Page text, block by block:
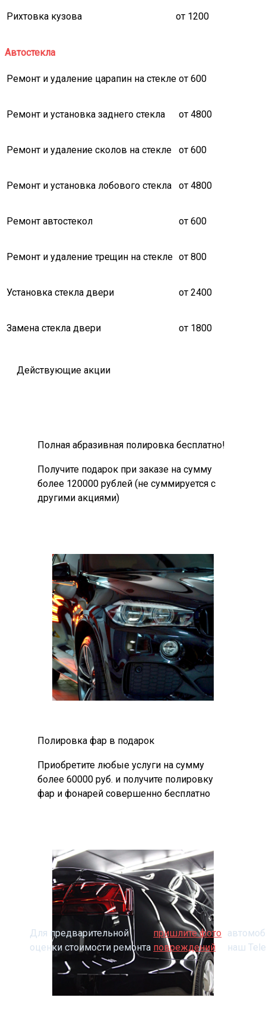
Рихтовка кузова от 1200
Автостекла
Ремонт и удаление царапин на стекле от 600
Ремонт и установка заднего стекла от 4800
Ремонт и удаление сколов на стекле от 600
Ремонт и установка лобового стекла от 4800
Ремонт автостекол от 600
Ремонт и удаление трещин на стекле от 800
Установка стекла двери от 2400
Замена стекла двери от 1800
Действующие акции
Полная абразивная полировка бесплатно!
Получите подарок при заказе на сумму
более 120000 рублей (не суммируется с
другими акциями)
Полировка фар в подарок
Приобретите любые услуги на сумму
более 60000 руб. и получите полировку
фар и фонарей совершенно бесплатно
Для предварительной
оценки стоимости ремонта
пришлите фото
повреждений
наш